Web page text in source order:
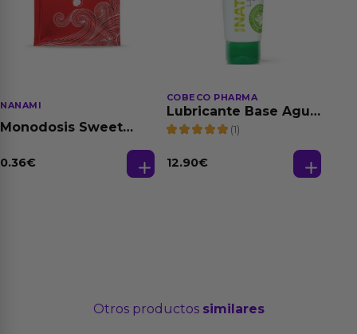
NANAMI
Monodosis Sweet
0.36€
COBECO PHARMA
Lubricante Base Agua
100% Natural 125 ml
(1)
12.90€
Otros productos similares